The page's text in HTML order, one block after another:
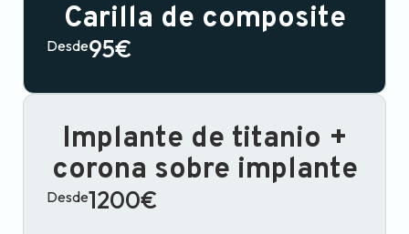
Carilla de composite
Desde95€
Implante de titanio +
corona sobre implante
Desde1200€